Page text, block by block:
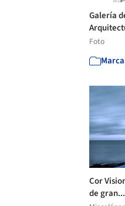
Galería
Foto
Cor
de gran...